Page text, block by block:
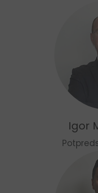
Igor